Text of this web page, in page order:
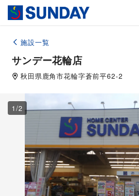
施設一覧
サンデー花輪店
秋田県鹿角市花輪字蒼前平62-2
1 /2